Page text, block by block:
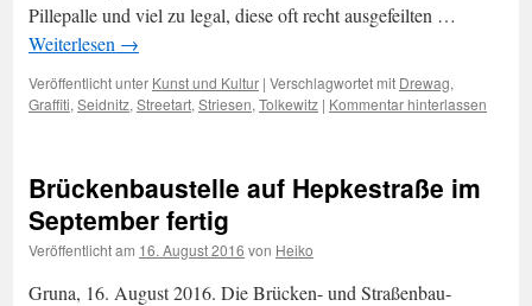
Pillepalle und viel zu legal, diese oft recht ausgefeilten …
Weiterlesen →
Veröffentlicht unter Kunst und Kultur | Verschlagwortet mit Drewag,
Graffiti, Seidnitz, Streetart, Striesen, Tolkewitz | Kommentar hinterlassen
Brückenbaustelle auf Hepkestraße im
September fertig
Veröffentlicht am 16. August 2016 von Heiko
Gruna, 16. August 2016. Die Brücken- und Straßenbau-